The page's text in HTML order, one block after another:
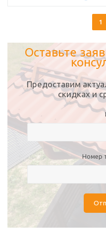
1
Оставьте
Предоставим
скидках и
Номер